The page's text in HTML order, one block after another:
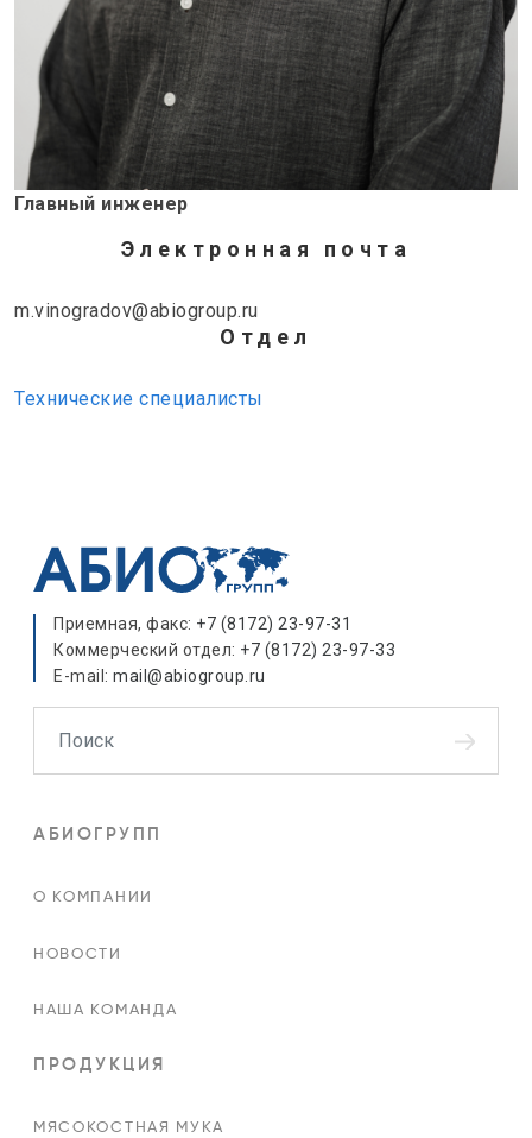
Главный инженер
Электронная почта
m.vinogradov@abiogroup.ru
Отдел
Технические специалисты
Приемная, факс: +7 (8172) 23-97-31
Коммерческий отдел: +7 (8172) 23-97-33
E-mail: mail@abiogroup.ru
АБИОГРУПП
О КОМПАНИИ
НОВОСТИ
НАША КОМАНДА
ПРОДУКЦИЯ
МЯСОКОСТНАЯ МУКА